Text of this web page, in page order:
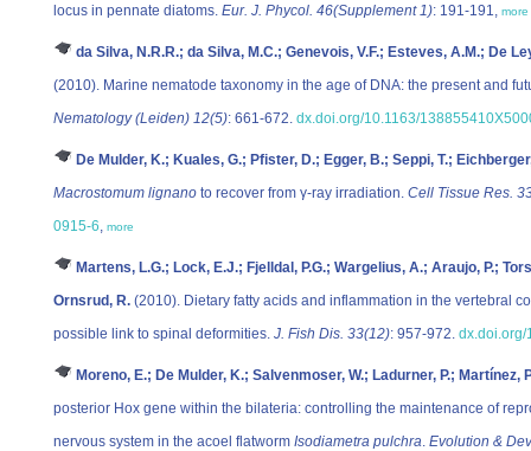
locus in pennate diatoms. Eur. J. Phycol. 46(Supplement 1): 191-191, more
da Silva, N.R.R.; da Silva, M.C.; Genevois, V.F.; Esteves, A.M.; De
(2010). Marine nematode taxonomy in the age of DNA: the present and
Nematology (Leiden) 12(5): 661-672. dx.doi.org/10.1163/
De Mulder, K.; Kuales, G.; Pfister, D.; Egger, B.; Seppi, T.;
Macrostomum lignano to recover from γ-ray irradiation. Cell Tissue Res.
0915-6, more
Martens, L.G.; Lock, E.J.; Fjelldal, P.G.; Wargelius, A.; Araujo, P.;
Ornsrud, R. (2010). Dietary fatty acids and inflammation in the vertebral
possible link to spinal deformities. J. Fish Dis. 33(12): 957-972. dx.doi.org/
Moreno, E.; De Mulder, K.; Salvenmoser, W.; Ladurner, P.; Martínez,
posterior Hox gene within the bilateria: controlling the maintenance of
nervous system in the acoel flatworm Isodiametra pulchra. Evolution &